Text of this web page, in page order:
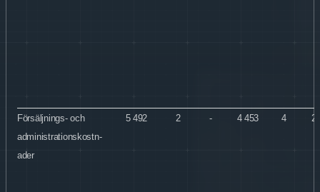
Försäljnings- och
administrationskostn-
ader
5 492 2 - 4 453 4 2